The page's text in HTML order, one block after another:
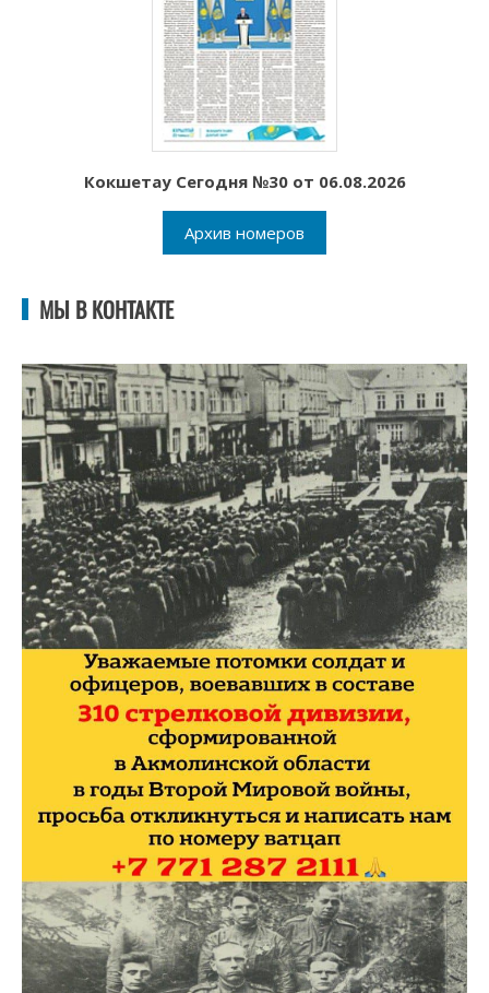
Кокшетау Сегодня №30 от 06.08.2026
Архив номеров
МЫ В КОНТАКТЕ